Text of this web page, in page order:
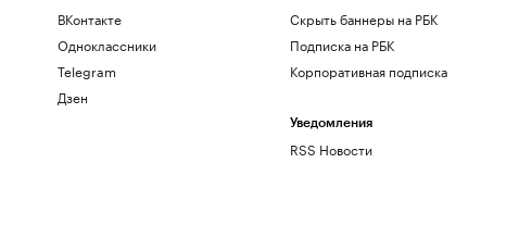
ВКонтакте
Одноклассники
Telegram
Дзен
Скрыть баннеры на РБК
Подписка на РБК
Корпоративная подписка
Уведомления
RSS Новости